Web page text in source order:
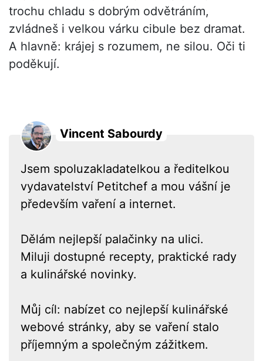
trochu chladu s dobrým odvětráním,
zvládneš i velkou várku cibule bez dramat.
A hlavně: krájej s rozumem, ne silou. Oči ti
poděkují.
Vincent Sabourdy
Jsem spoluzakladatelkou a ředitelkou
vydavatelství Petitchef a mou vášní je
především vaření a internet.
Dělám nejlepší palačinky na ulici.
Miluji dostupné recepty, praktické rady
a kulinářské novinky.
Můj cíl: nabízet co nejlepší kulinářské
webové stránky, aby se vaření stalo
příjemným a společným zážitkem.